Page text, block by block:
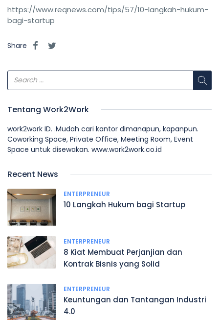
https://www.reqnews.com/tips/57/10-langkah-hukum-
bagi-startup
Share
Tentang Work2Work
work2work ID. .Mudah cari kantor dimanapun, kapanpun.
Coworking Space, Private Office, Meeting Room, Event
Space untuk disewakan. www.work2work.co.id
Recent News
ENTERPRENEUR
10 Langkah Hukum bagi Startup
ENTERPRENEUR
8 Kiat Membuat Perjanjian dan
Kontrak Bisnis yang Solid
ENTERPRENEUR
Keuntungan dan Tantangan Industri
4.0